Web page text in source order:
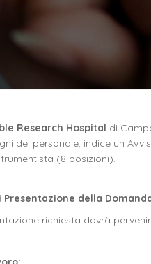
Research Hospital di
del personale, indice un
(8 posizioni).
Presentazione della
richiesta dovrà